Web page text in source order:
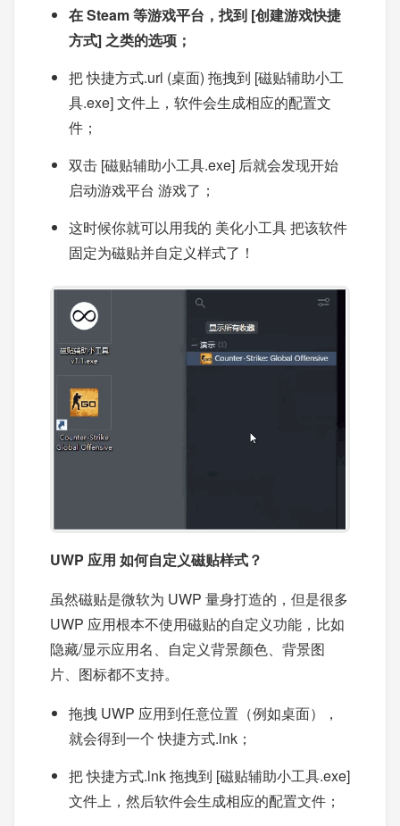
在 Steam 等游戏平台，找到 [创建游戏快捷
方式] 之类的选项；
把 快捷方式.url (桌面) 拖拽到 [磁贴辅助小工
具.exe] 文件上，软件会生成相应的配置文
件；
双击 [磁贴辅助小工具.exe] 后就会发现开始
启动游戏平台 游戏了；
这时候你就可以用我的 美化小工具 把该软件
固定为磁贴并自定义样式了！
UWP 应用 如何自定义磁贴样式？
虽然磁贴是微软为 UWP 量身打造的，但是很多
UWP 应用根本不使用磁贴的自定义功能，比如
隐藏/显示应用名、自定义背景颜色、背景图
片、图标都不支持。
拖拽 UWP 应用到任意位置（例如桌面），
就会得到一个 快捷方式.lnk；
把 快捷方式.lnk 拖拽到 [磁贴辅助小工具.exe]
文件上，然后软件会生成相应的配置文件；